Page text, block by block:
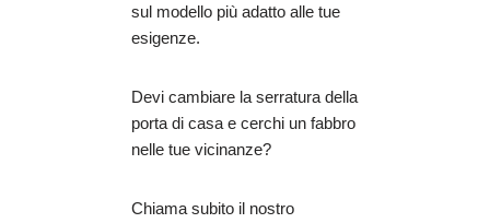
sul modello più adatto alle tue
esigenze.
Devi cambiare la serratura della
porta di casa e cerchi un fabbro
nelle tue vicinanze?
Chiama subito il nostro